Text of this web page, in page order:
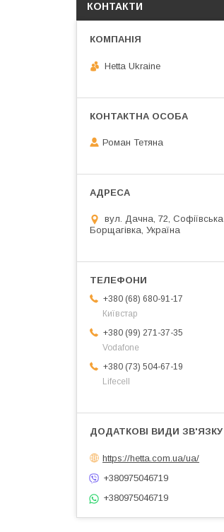
КОНТАКТИ
Hetta Ukraine
Роман Тетяна
вул. Дачна, 72, Софіївська
Борщагівка, Україна
+380 (68) 680-91-17
Київстар
+380 (99) 271-37-35
Vodafone
+380 (73) 504-67-19
Lifecell
https://hetta.com.ua/ua/
+380975046719
+380975046719